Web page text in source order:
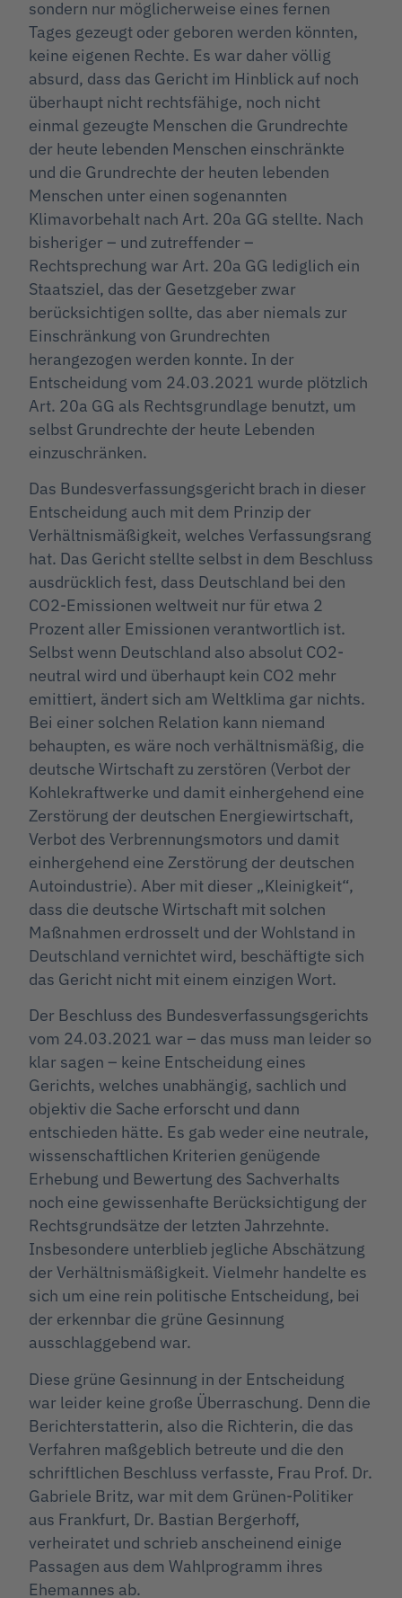
sondern nur möglicherweise eines fernen
Tages gezeugt oder geboren werden könnten,
keine eigenen Rechte. Es war daher völlig
absurd, dass das Gericht im Hinblick auf noch
überhaupt nicht rechtsfähige, noch nicht
einmal gezeugte Menschen die Grundrechte
der heute lebenden Menschen einschränkte
und die Grundrechte der heuten lebenden
Menschen unter einen sogenannten
Klimavorbehalt nach Art. 20a GG stellte. Nach
bisheriger – und zutreffender –
Rechtsprechung war Art. 20a GG lediglich ein
Staatsziel, das der Gesetzgeber zwar
berücksichtigen sollte, das aber niemals zur
Einschränkung von Grundrechten
herangezogen werden konnte. In der
Entscheidung vom 24.03.2021 wurde plötzlich
Art. 20a GG als Rechtsgrundlage benutzt, um
selbst Grundrechte der heute Lebenden
einzuschränken.
Das Bundesverfassungsgericht brach in dieser
Entscheidung auch mit dem Prinzip der
Verhältnismäßigkeit, welches Verfassungsrang
hat. Das Gericht stellte selbst in dem Beschluss
ausdrücklich fest, dass Deutschland bei den
CO2-Emissionen weltweit nur für etwa 2
Prozent aller Emissionen verantwortlich ist.
Selbst wenn Deutschland also absolut CO2-
neutral wird und überhaupt kein CO2 mehr
emittiert, ändert sich am Weltklima gar nichts.
Bei einer solchen Relation kann niemand
behaupten, es wäre noch verhältnismäßig, die
deutsche Wirtschaft zu zerstören (Verbot der
Kohlekraftwerke und damit einhergehend eine
Zerstörung der deutschen Energiewirtschaft,
Verbot des Verbrennungsmotors und damit
einhergehend eine Zerstörung der deutschen
Autoindustrie). Aber mit dieser „Kleinigkeit“,
dass die deutsche Wirtschaft mit solchen
Maßnahmen erdrosselt und der Wohlstand in
Deutschland vernichtet wird, beschäftigte sich
das Gericht nicht mit einem einzigen Wort.
Der Beschluss des Bundesverfassungsgerichts
vom 24.03.2021 war – das muss man leider so
klar sagen – keine Entscheidung eines
Gerichts, welches unabhängig, sachlich und
objektiv die Sache erforscht und dann
entschieden hätte. Es gab weder eine neutrale,
wissenschaftlichen Kriterien genügende
Erhebung und Bewertung des Sachverhalts
noch eine gewissenhafte Berücksichtigung der
Rechtsgrundsätze der letzten Jahrzehnte.
Insbesondere unterblieb jegliche Abschätzung
der Verhältnismäßigkeit. Vielmehr handelte es
sich um eine rein politische Entscheidung, bei
der erkennbar die grüne Gesinnung
ausschlaggebend war.
Diese grüne Gesinnung in der Entscheidung
war leider keine große Überraschung. Denn die
Berichterstatterin, also die Richterin, die das
Verfahren maßgeblich betreute und die den
schriftlichen Beschluss verfasste, Frau Prof. Dr.
Gabriele Britz, war mit dem Grünen-Politiker
aus Frankfurt, Dr. Bastian Bergerhoff,
verheiratet und schrieb anscheinend einige
Passagen aus dem Wahlprogramm ihres
Ehemannes ab.